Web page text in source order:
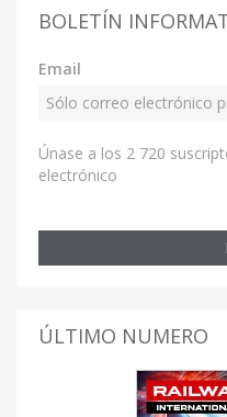
BOLETÍN
Email
Únase a los 2 720
electrónico
ÚLTIMO NUMERO